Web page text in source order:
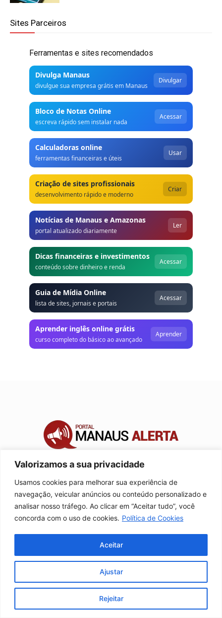
Valorizamos a sua privacidade
Usamos cookies para melhorar sua experiência de
navegação, veicular anúncios ou conteúdo personalizado e
analisar nosso tráfego. Ao clicar em “Aceitar tudo”, você
concorda com o uso de cookies. Política de Cookies
Ajustar
Rejeitar
Aceitar
Sites Parceiros
Ferramentas e sites recomendados
Divulga Manaus
divulgue sua empresa grátis em Manaus
Divulgar
Bloco de Notas Online
escreva rápido sem instalar nada
Acessar
Calculadoras online
ferramentas financeiras e úteis
Usar
Criação de sites profissionais
desenvolvimento rápido e moderno
Criar
Notícias de Manaus e Amazonas
portal atualizado diariamente
Ler
Dicas financeiras e investimentos
conteúdo sobre dinheiro e renda
Acessar
Guia de Mídia Online
lista de sites, jornais e portais
Acessar
Aprender inglês online grátis
curso completo do básico ao avançado
Aprender
SOBRE NÓS
O Portal Manaus Alerta é sua fonte de notícias em
tempo real sobre Manaus e o Amazonas. Cobrimos
foco na nossa região.
Contato:manausalerta@gmail.com
SIGA-NOS